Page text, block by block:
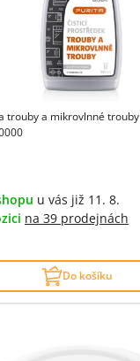
trouby a mikrovlnné trouby
u vás již 11. 8.
na 39 prodejnách
Do košíku